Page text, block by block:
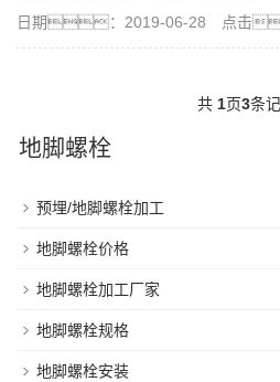
日期：2019-06-28 点击
共 1页3条
地脚螺栓
预埋/地脚螺栓加工
地脚螺栓价格
地脚螺栓加工厂家
地脚螺栓规格
地脚螺栓安装